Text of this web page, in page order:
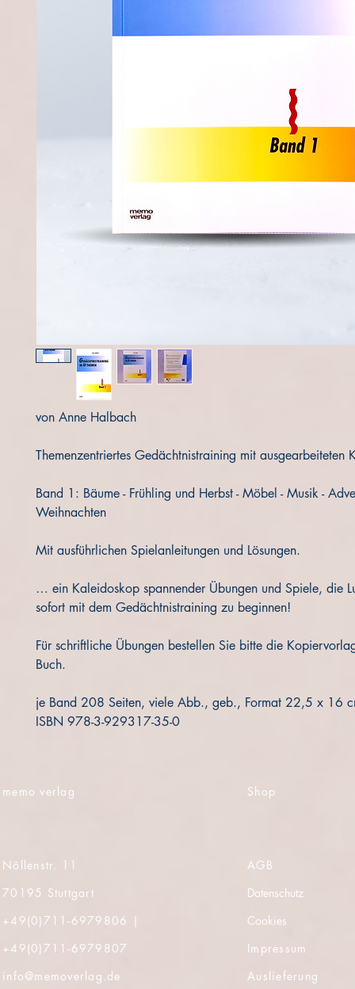
von Anne Halbach
Themenzentriertes Gedächtnistraining mit ausgearbeiteten
Band 1: Bäume - Frühling und Herbst - Möbel - Musik -
Weihnachten
Mit ausführlichen Spielanleitungen und Lösungen.
… ein Kaleidoskop spannender Übungen und Spiele, die
sofort mit dem Gedächtnistraining zu beginnen!
Für schriftliche Übungen bestellen Sie bitte die
Buch.
je Band 208 Seiten, viele Abb., geb., Format 22,5 x 16
ISBN 978-3-929317-35-0
memo verlag Shop
Nöllenstr. 11
70195 Stuttgart
+49(0) 711-6979806 |
+49(0) 711-6979807
info@memoverlag.de
AGB
Datenschutz
Cookies
Impressum
Auslieferung